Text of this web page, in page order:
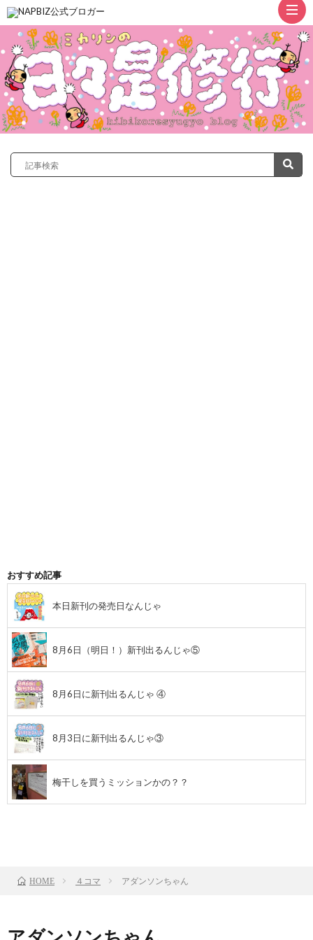
ト
ッ
おすすめ記事
本日新刊の発売日なんじゃ
8月6日（明日！）新刊出るんじゃ⑤
8月6日に新刊出るんじゃ ④
8月3日に新刊出るんじゃ③
梅干しを買うミッションかの？？
HOME ４コマ アダンソンちゃん